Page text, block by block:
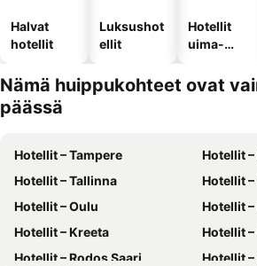
Halvat
hotellit
Luksushot
ellit
Hotellit
uima-
Nämä huippukohteet ovat
päässä
Hotellit – Tampere
Hotellit
Hotellit – Tallinna
Hotellit –
Hotellit – Oulu
Hotellit
Hotellit – Kreeta
Hotellit
Hotellit – Rodos Saari
Hotellit